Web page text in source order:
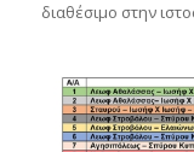
διαθέσιμο στην